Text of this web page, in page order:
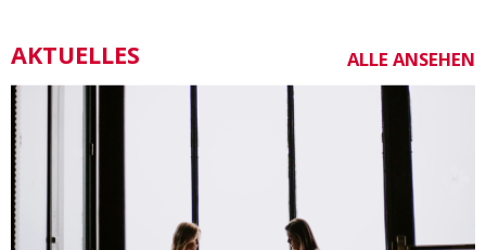
AKTUELLES ALLE ANSEHEN